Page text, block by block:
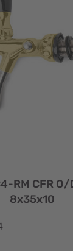
RM CFR
8x35x10